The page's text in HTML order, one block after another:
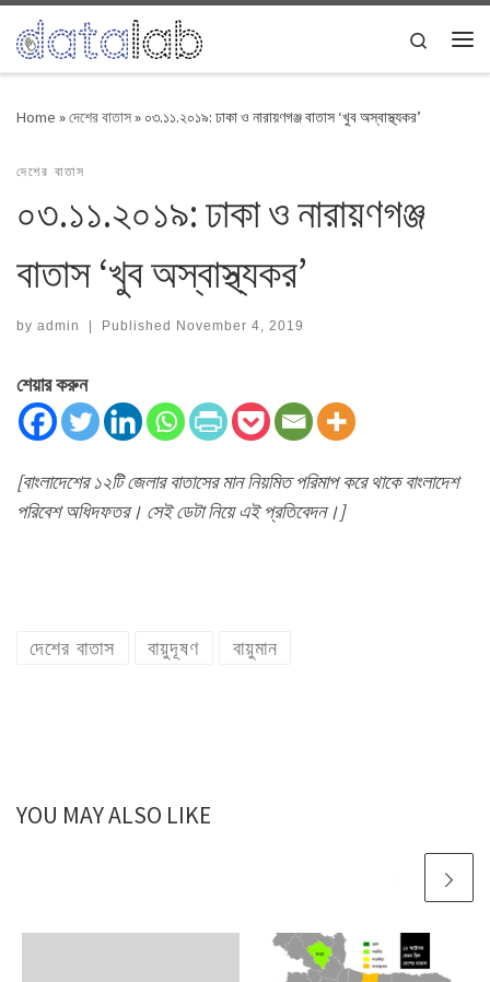
Skip to content
Search
Home »দেশের বাতাস» ০৩.১১.২০১৯: ঢাকা ও নারায়ণগঞ্জ বাতাস ‘খুব অস্বাস্থ্যকর’
দেশের বাতাস
০৩.১১.২০১৯: ঢাকা ও নারায়ণগঞ্জ
বাতাস ‘খুব অস্বাস্থ্যকর’
by admin | Published November 4, 2019
শেয়ার করুন
[বাংলাদেশের ১২টি জেলার বাতাসের মান নিয়মিত পরিমাপ করে থাকে বাংলাদেশ
পরিবেশ অধিদফতর। সেই ডেটা নিয়ে এই প্রতিবেদন।]
দেশের বাতাস বায়ুদূষণ বায়ুমান
YOU MAY ALSO LIKE